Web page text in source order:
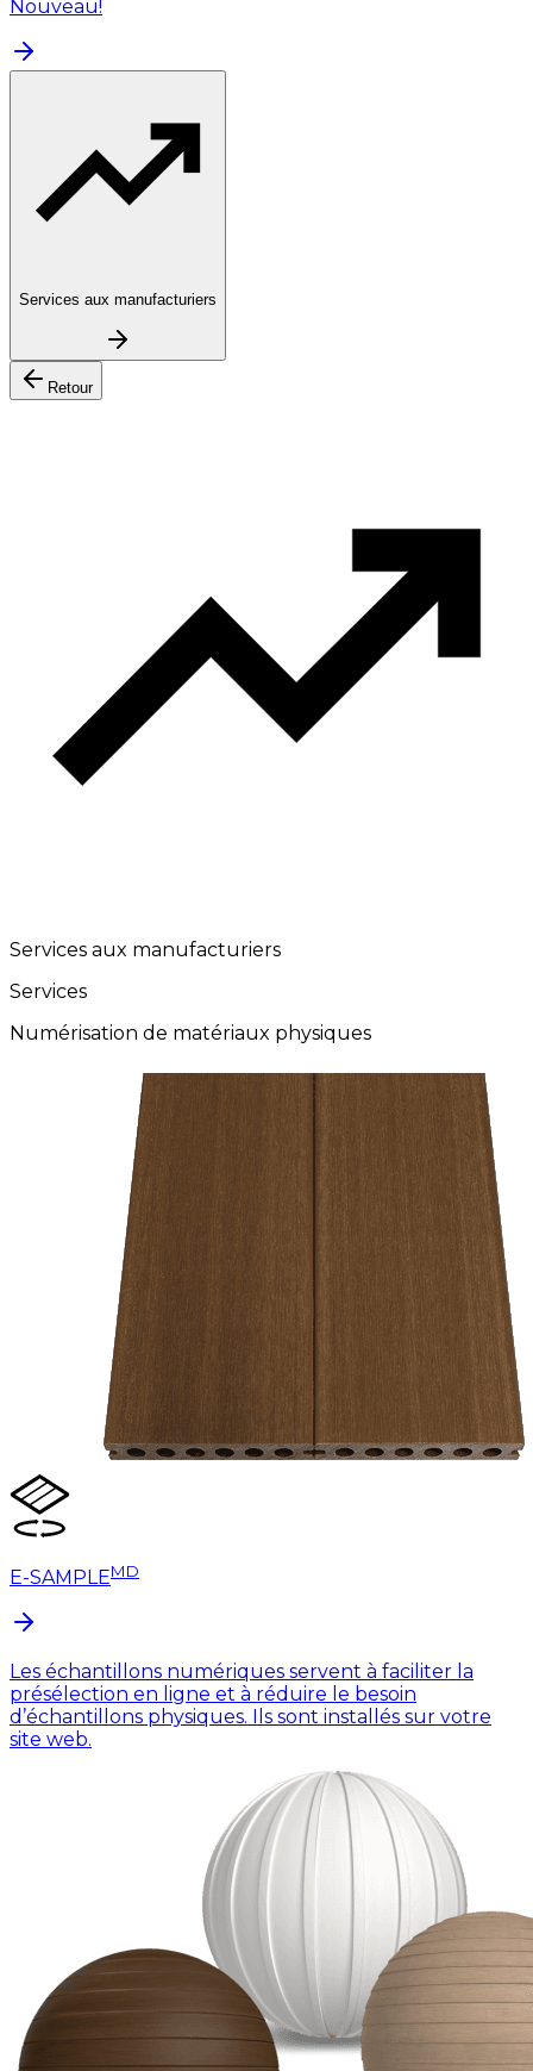
Nouveau!
Services aux manufacturiers
Retour
Services aux manufacturiers
Services
Numérisation de matériaux physiques
E-SAMPLEMD
Les échantillons numériques servent à faciliter la
présélection en ligne et à réduire le besoin
d’échantillons physiques. Ils sont installés sur votre
site web.